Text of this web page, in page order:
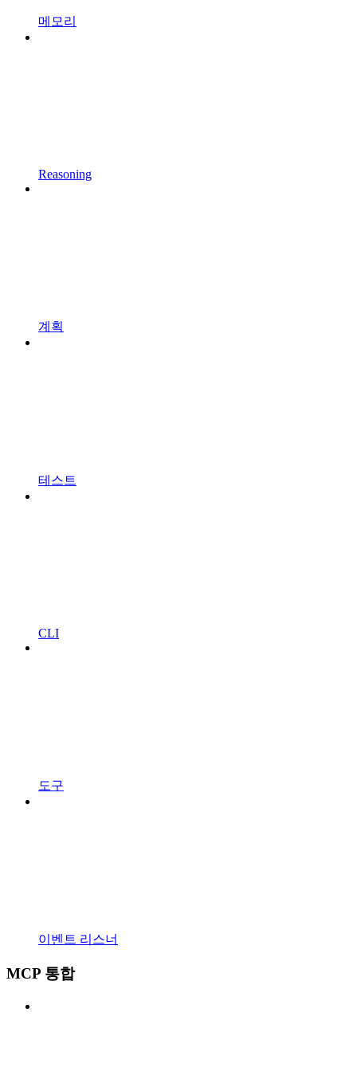
메모리
Reasoning
계획
테스트
CLI
도구
이벤트 리스너
MCP 통합